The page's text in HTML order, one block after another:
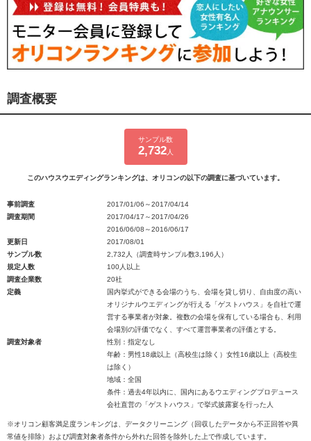
調査概要
サンプル数
2,732人
このハウスウエディングランキングは、オリコンの以下の調査に基づいています。
事前調査
2017/01/06～2017/04/14
調査期間
2017/04/17～2017/04/26
2016/06/08～2016/06/17
更新日
2017/08/01
サンプル数
2,732人（調査時サンプル数3,196人）
規定人数
100人以上
調査企業数
20社
定義
国内挙式ができる会場のうち、会場を貸し切り、自由度の高い
オリジナルウエディングが行える「ゲストハウス」を自社で運
営する事業者が対象。複数の会場を保有している場合も、利用
会場別の評価でなく、すべて運営事業者の評価とする。
調査対象者
性別：指定なし
年齢：男性18歳以上（高校生は除く）女性16歳以上（高校生
は除く）
地域：全国
条件：過去4年以内に、国内にあるウエディングプロデュース
会社直営の「ゲストハウス」で挙式披露宴を行った人
※オリコン顧客満足度ランキングは、データクリーニング（回収したデータから不正回答や異
常値を排除）および調査対象者条件から外れた回答を除外した上で作成しています。